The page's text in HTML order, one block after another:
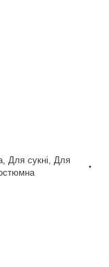
Для сукні
Для